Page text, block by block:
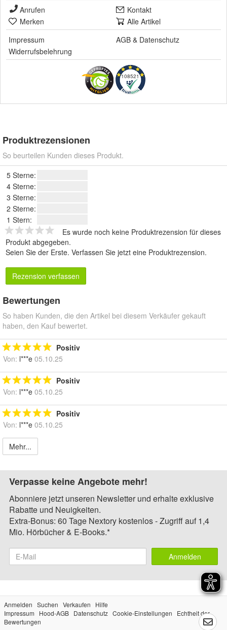
Anrufen
Kontakt
Merken
Alle Artikel
Impressum
AGB & Datenschutz
Widerrufsbelehrung
108521
Produktrezensionen
So beurteilen Kunden dieses Produkt.
5 Sterne:
4 Sterne:
3 Sterne:
2 Sterne:
1 Stern:
Es wurde noch keine Produktrezension für dieses
Produkt abgegeben.
Seien Sie der Erste. Verfassen Sie jetzt eine Produktrezension.
Rezension verfassen
Bewertungen
So haben Kunden, die den Artikel bei diesem Verkäufer gekauft
haben, den Kauf bewertet.
Positiv
Von: l***e 05.10.25
Positiv
Von: l***e 05.10.25
Positiv
Von: l***e 05.10.25
Mehr...
Verpasse keine Angebote mehr!
Abonniere jetzt unseren Newsletter und erhalte exklusive
Rabatte und Neuigkeiten.
Extra-Bonus: 60 Tage Nextory kostenlos - Zugriff auf 1,4
Mio. Hörbücher & E-Books.*
Anmelden
Anmelden Suchen Verkaufen
Hilfe
Impressum
Hood-AGB Datenschutz Cookie-Einstellungen
Echtheit der
Bewertungen